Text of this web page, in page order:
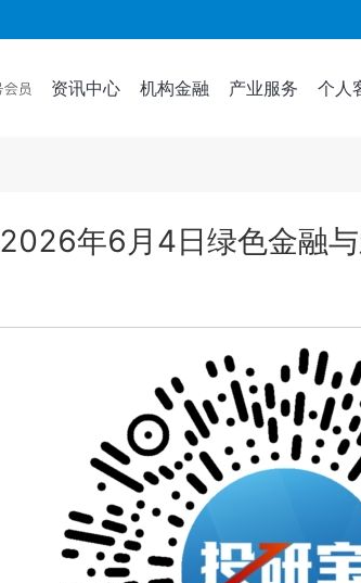
资讯中心 机构金融 产业服务 个人
2026年6月4日绿色金融